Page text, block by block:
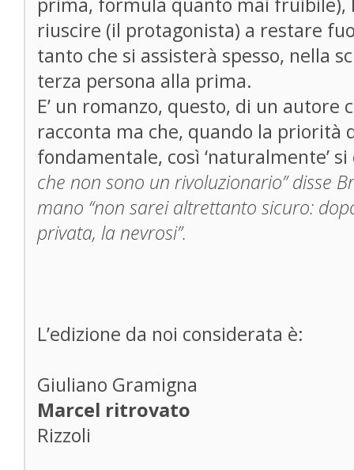
riuscire (il protagonista) a restare
tanto che si assisterà spesso, nella
terza persona alla prima.
E’ un romanzo, questo, di un autore
racconta ma che, quando la priorità
fondamentale, così ‘naturalmente’
che non sono un rivoluzionario” disse
mano “non sarei altrettanto sicuro:
privata, la nevrosi”.
L’edizione da noi considerata è:
Giuliano Gramigna
Marcel ritrovato
Rizzoli